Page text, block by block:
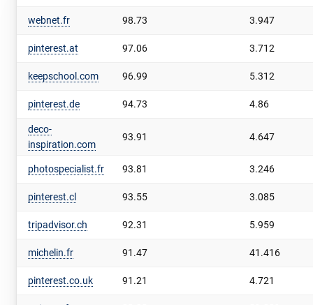
webnet.fr 98.73 3.947
pinterest.at 97.06 3.712
keepschool.com 96.99 5.312
pinterest.de 94.73 4.86
deco-
inspiration.com
93.91 4.647
photospecialist.fr 93.81 3.246
pinterest.cl 93.55 3.085
tripadvisor.ch 92.31 5.959
michelin.fr 91.47 41.416
pinterest.co.uk 91.21 4.721